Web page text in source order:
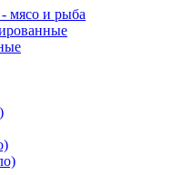
мясо и рыба